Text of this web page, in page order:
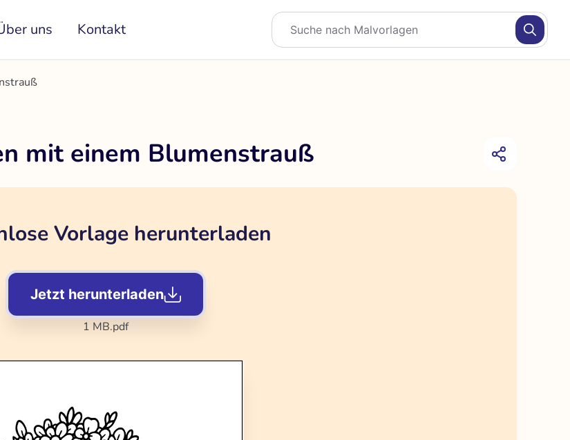
uns Kontakt
mit einem Blumenstrauß
Vorlage herunterladen
Jetzt herunterladen
1 MB.pdf